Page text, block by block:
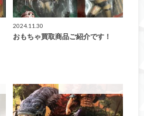
2024.11.30
おもちゃ買取商品ご紹介です！